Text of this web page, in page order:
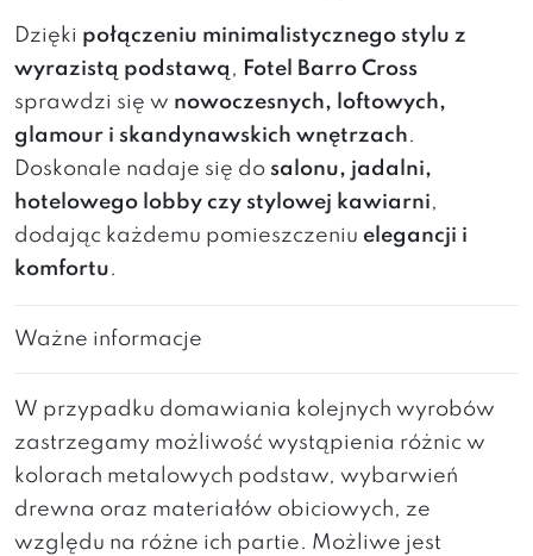
Dzięki połączeniu minimalistycznego stylu z
wyrazistą podstawą , Fotel Barro Cross
sprawdzi się w nowoczesnych, loftowych,
glamour i skandynawskich wnętrzach.
Doskonale nadaje się do salonu, jadalni,
hotelowego lobby czy stylowej kawiarni,
dodając każdemu pomieszczeniu elegancji i
komfortu.
Ważne informacje
W przypadku domawiania kolejnych wyrobów
zastrzegamy możliwość wystąpienia różnic w
kolorach metalowych podstaw, wybarwień
drewna oraz materiałów obiciowych, ze
względu na różne ich partie. Możliwe jest